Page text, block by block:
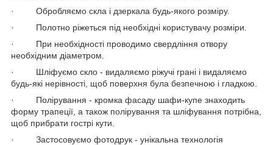
· Обробляємо скла і дзеркала будь-якого розміру.
· Полотно ріжеться під необхідні користувачу розміри.
· При необхідності проводимо свердління отвору
необхідним діаметром.
· Шліфуємо скло - видаляємо ріжучі грані і видаляємо
будь-які нерівності, щоб поверхня була безпечною і гладкою.
· Полірування - кромка фасаду шафи-купе знаходить
форму трапеції, а також полірування та шліфування потрібна,
щоб прибрати гострі кути.
· Застосовуємо фотодрук - унікальна технологія